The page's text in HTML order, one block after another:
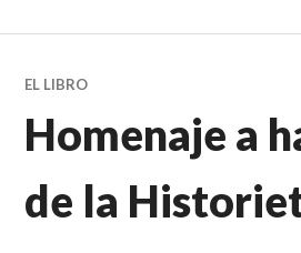
al VENDER+LIBROS NOTICIAS
EL LIBRO
Homenaje a
de la